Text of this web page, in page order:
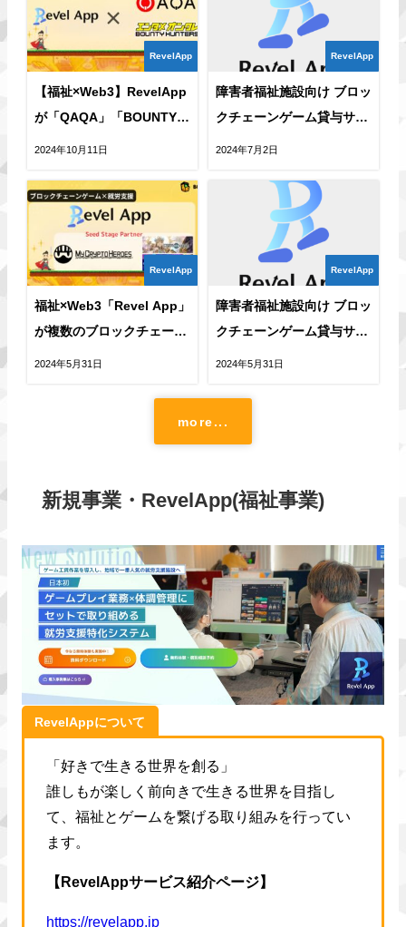
RevelApp
【福祉×Web3】RevelApp
が「QAQA」「BOUNTY
HUNTERS」との業務提携
2024年10月11日
RevelApp
障害者福祉施設向け ブロッ
クチェーンゲーム貸与サー
ビス「RevelApp」正式に
2024年7月2日
RevelApp
福祉×Web3「Revel App」
が複数のブロックチェーン
ゲームとパートナーシップ
2024年5月31日
RevelApp
障害者福祉施設向け ブロッ
クチェーンゲーム貸与サー
ビス「RevelApp」のロゴ
2024年5月31日
more...
新規事業・RevelApp(福祉事業)
RevelAppについて
「好きで生きる世界を創る」
誰しもが楽しく前向きで生きる世界を目指し
て、福祉とゲームを繋げる取り組みを行ってい
ます。
【RevelAppサービス紹介ページ】
https://revelapp.jp